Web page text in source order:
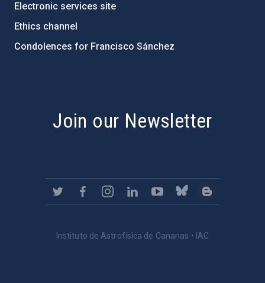
Electronic services site
Ethics channel
Condolences for Francisco Sánchez
Join our Newsletter
Instituto de Astrofísica de Canarias • IAC